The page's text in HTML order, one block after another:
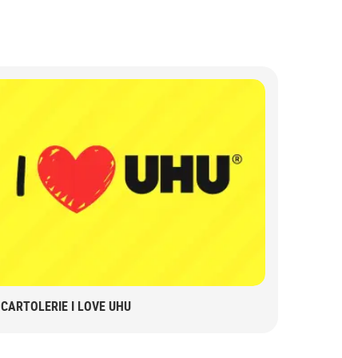
CARTOLERIE I LOVE UHU